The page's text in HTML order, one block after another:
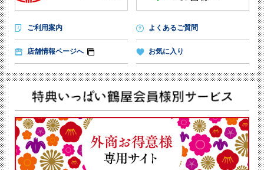
ご利用案内 よくあるご質問
店舗情報ページへ お気に入り